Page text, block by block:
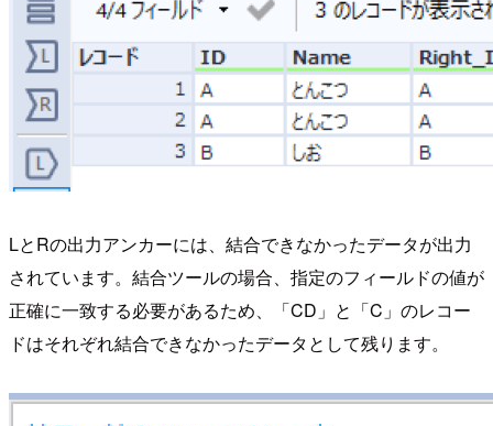
LとRの出力アンカーには、結合できなかったデータが出力
されています。結合ツールの場合、指定のフィールドの値が
正確に一致する必要があるため、「CD」と「C」のレコー
ドはそれぞれ結合できなかったデータとして残ります。